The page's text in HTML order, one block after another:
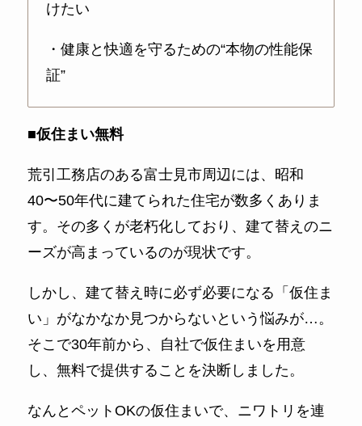
けたい
・健康と快適を守るための“本物の性能保
証”
■仮住まい無料
荒引工務店のある富士見市周辺には、昭和
40〜50年代に建てられた住宅が数多くありま
す。その多くが老朽化しており、建て替えのニ
ーズが高まっているのが現状です。
しかし、建て替え時に必ず必要になる「仮住ま
い」がなかなか見つからないという悩みが…。
そこで30年前から、自社で仮住まいを用意
し、無料で提供することを決断しました。
なんとペットOKの仮住まいで、ニワトリを連